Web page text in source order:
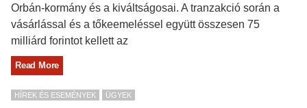
Orbán-kormány és a kiváltságosai. A tranzakció során a
vásárlással és a tőkeemeléssel együtt összesen 75
milliárd forintot kellett az
Read More
HÍREK ÉS ESEMÉNYEK ÜGYEK